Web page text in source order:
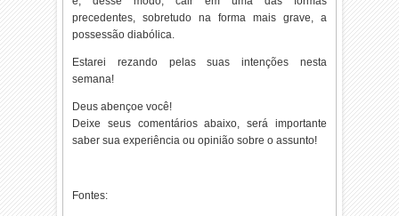
precedentes, sobretudo na forma mais grave, a
possessão diabólica.
Estarei rezando pelas suas intenções nesta
semana!
Deus abençoe você!
Deixe seus comentários abaixo, será importante
saber sua experiência ou opinião sobre o assunto!
Fontes: